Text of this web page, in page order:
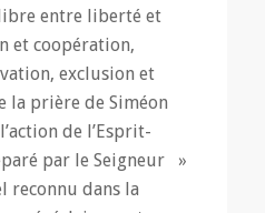
entre liberté et
et coopération,
exclusion et
la prière de Siméon
de l’Esprit-
par le Seigneur »
dans la